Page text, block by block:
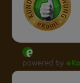
powered by